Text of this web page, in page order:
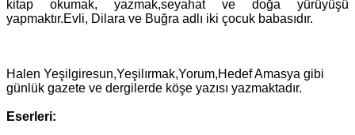
kitap okumak, yazmak,seyahat ve doğa yürüyüşü
yapmaktır.Evli, Dilara ve Buğra adlı iki çocuk babasıdır.
Halen Yeşilgiresun,Yeşilırmak,Yorum,Hedef Amasya gibi
günlük gazete ve dergilerde köşe yazısı yazmaktadır.
Eserleri: